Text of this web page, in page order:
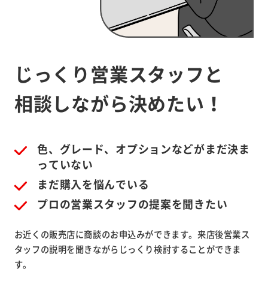
じっくり営業スタッフと
相談しながら決めたい！
色、グレード、オプションなどがまだ決ま
っていない
まだ購入を悩んでいる
プロの営業スタッフの提案を聞きたい
お近くの販売店に商談のお申込みができます。来店後営業ス
タッフの説明を聞きながらじっくり検討することができま
す。